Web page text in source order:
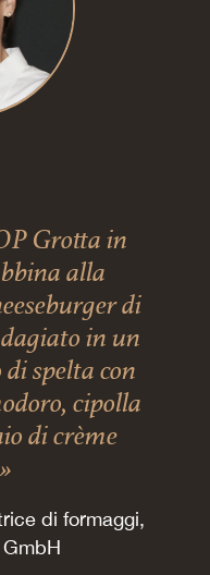
Grotta in
alla
di
in un
spelta con
cipolla
di crème
di formaggi,